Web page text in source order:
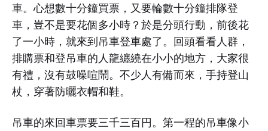
車。心想數十分鐘買票，又要輪數十分鐘排隊登
車，豈不是要花個多小時？於是分頭行動，前後花
了一小時，就來到吊車登車處了。回頭看看人群，
排購票和登吊車的人龍纏繞在小小的地方，大家很
有禮，沒有鼓噪喧鬧。不少人有備而來，手持登山
杖，穿著防曬衣帽和鞋。
吊車的來回車票要三千三百円。第一程的吊車像小